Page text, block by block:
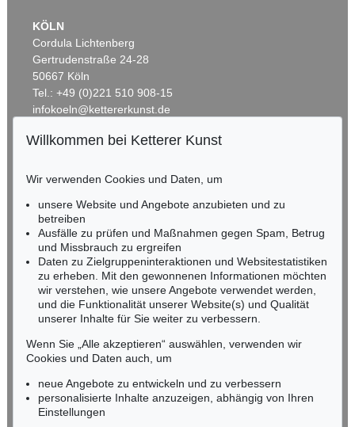
KÖLN
Cordula Lichtenberg
Gertrudenstraße 24-28
50667 Köln
Tel.: +49 (0)221 510 908-15
infokoeln@kettererkunst.de
RHEINLAND-PFALZ
Miriam Heß
Tel.: +49 (0)62 21 58 80-038
Fax: +49 (0)62 21 58 80-595
infoheidelberg@kettererkunst.de
NORDDEUTSCHLAND
Nico Kassel, M.A.
Tel.: +49 (0)89 55244-164
Mobil: +49 (0)171 8618661
n.kassel@kettererkunst.de
Keine Auktion mehr verpassen!
Willkommen bei Ketterer Kunst
Wir verwenden Cookies und Daten, um
unsere Website und Angebote anzubieten und zu
betreiben
Ausfälle zu prüfen und Maßnahmen gegen Spam, Betrug
und Missbrauch zu ergreifen
Daten zu Zielgruppeninteraktionen und Websitestatistiken
zu erheben. Mit den gewonnenen Informationen möchten
wir verstehen, wie unsere Angebote verwendet werden,
und die Funktionalität unserer Website(s) und Qualität
unserer Inhalte für Sie weiter zu verbessern.
Wenn Sie „Alle akzeptieren“ auswählen, verwenden wir
Cookies und Daten auch, um
neue Angebote zu entwickeln und zu verbessern
personalisierte Inhalte anzuzeigen, abhängig von Ihren
Einstellungen